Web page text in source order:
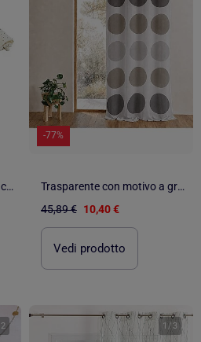
Maxi pannolino in mussola con pois
-77%
Trasparente con motivo a grandi pois
45,89 € 10,40 €
Vedi prodotto
2 1 / 3